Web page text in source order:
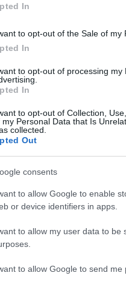
In
to opt-out of the Sale of my
In
to opt-out of processing my
In
to opt-out of Collection,
my Personal Data that Is
collected.
Out
consents
to allow Google to enable
or device identifiers in apps.
to allow my user data to be
to allow Google to send me
MTVA